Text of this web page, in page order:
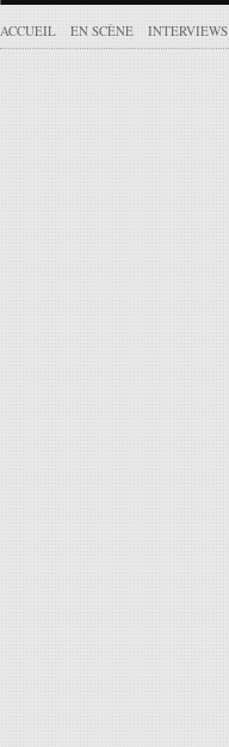
ACCUEIL EN SCÈNE INTERVIEWS